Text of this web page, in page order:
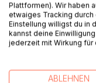
Die
ELSTER" eine
einer etwas
abrufen und Daten
Plattformen). Wir haben
etwaiges Tracking
Einstellung willigst du in
kannst deine
jederzeit mit Wirkung
ABLEHNEN